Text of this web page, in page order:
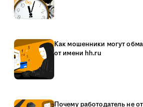
Как мошенники могут
от имени hh.ru
Почему работодатель не